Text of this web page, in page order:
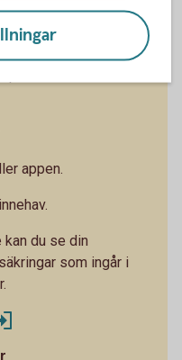
byta fonder i både
appen.
kan du se din
som ingår i